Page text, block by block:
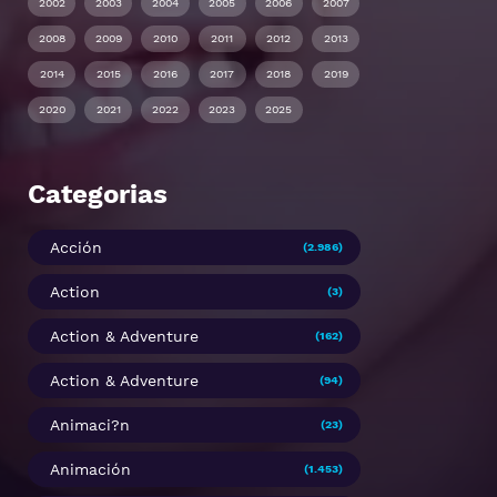
2008 2009 2010 2011 2012 2013
2014 2015 2016 2017 2018 2019
2020 2021 2022 2023 2025
Categorias
Acción (2.986)
Action (3)
Action & Adventure (162)
Action & Adventure (94)
Animaci?n (23)
Animación (1.453)